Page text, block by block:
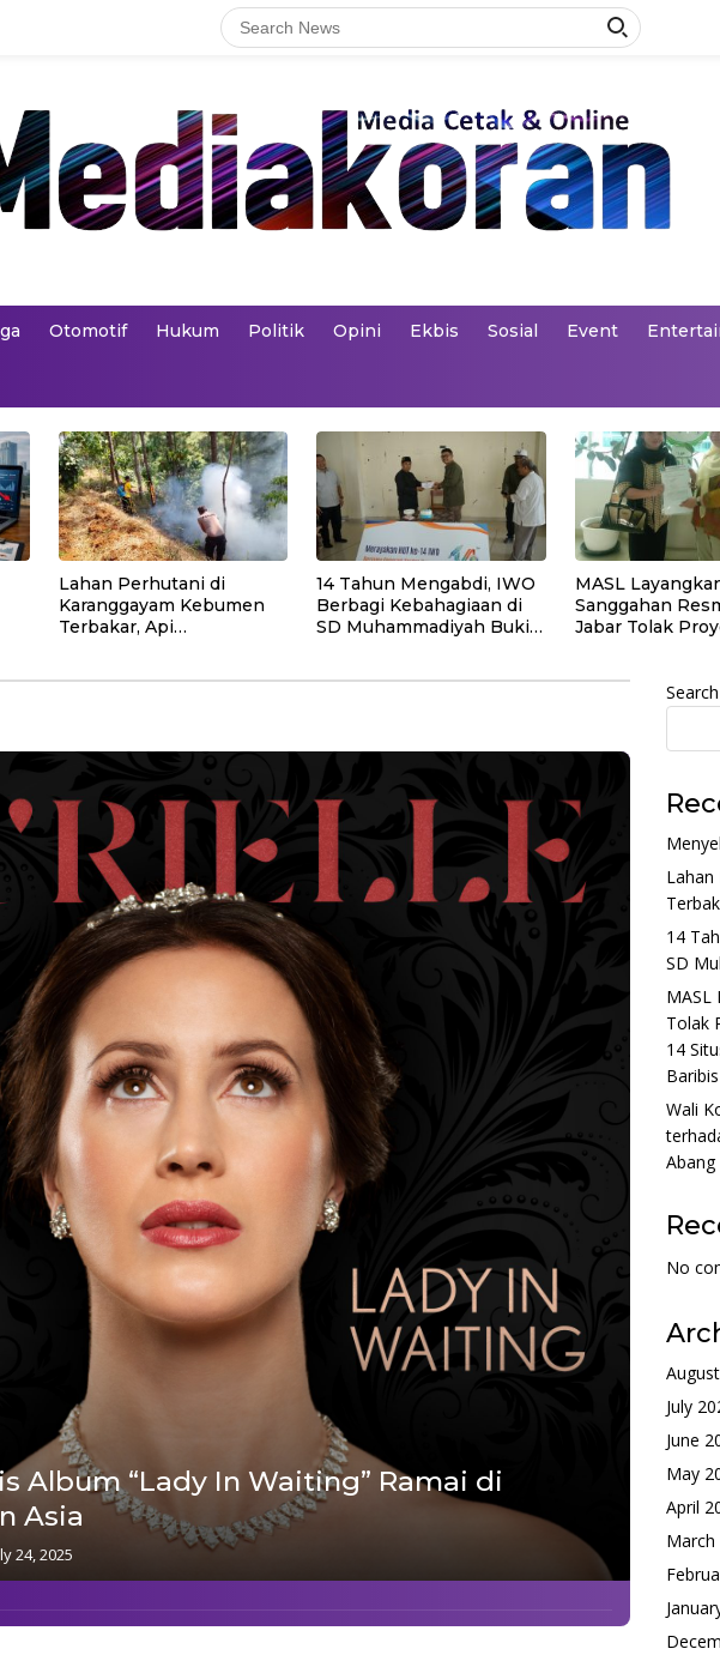
Otomotif Hukum Politik Opini Ekbis Sosial Event
Lahan Perhutani di
Karanggayam Kebumen
Terbakar, Api
14 Tahun Mengabdi, IWO
Berbagi Kebahagiaan di
SD Muhammadiyah Bukit
MASL
Sanggahan
Jabar Tolak
Budaya dan
Sesar Baribis
Album “Lady In Waiting” Ramai di
Asia
24, 2025
Search
Lahan
14
SD
MASL
Tolak
14
Baribis
Wali
No
July
June
May
April
March